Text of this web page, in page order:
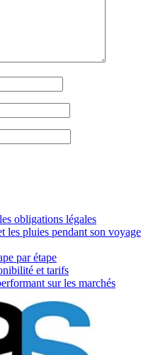
obligations légales
les pluies pendant son voyage
par étape
et tarifs
sur les marchés